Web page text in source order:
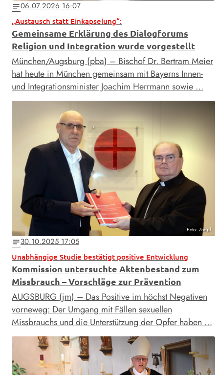
notes06.07.2026 16:07
„Austausch statt Einkapselung“:
Gemeinsame Erklärung des Dialogforums
Religion und Integration wurde vorgestellt
München/Augsburg (pba) – Bischof Dr. Bertram Meier
hat heute in München gemeinsam mit Bayerns Innen-
und Integrationsminister Joachim Herrmann sowie …
Foto: Zoepf
notes30.10.2025 17:05
Unabhängige Studie bestätigt positive Entwicklung
Kommission untersuchte Aktenbestand zum
Missbrauch – Vorschläge zur Prävention
AUGSBURG (jm) – Das Positive im höchst Negativen
vorneweg: Der Umgang mit Fällen sexuellen
Missbrauchs und die Unterstützung der Opfer haben …